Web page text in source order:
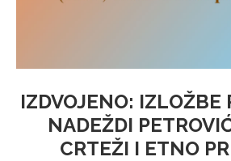
IZDVOJENO: IZLOŽBE
NADEŽDI
CRTEŽI I ETNO